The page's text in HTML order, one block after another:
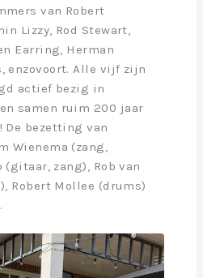
van Robert
Lizzy, Rod Stewart,
Earring, Herman
enzovoort. Alle vijf zijn
actief bezig in
samen ruim 200 jaar
De bezetting van
Wienema (zang,
zang), Rob van
Robert Mollee (drums)